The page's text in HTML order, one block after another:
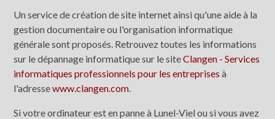
Un service de création de site internet ainsi qu'une aide à la
gestion documentaire ou l'organisation informatique
générale sont proposés. Retrouvez toutes les informations
sur le dépannage informatique sur le siteClangen - Services
informatiques professionnels pour les entreprises à
l'adressewww.clangen.com.
Si votre ordinateur est en panne à Lunel-Viel ou si vous avez